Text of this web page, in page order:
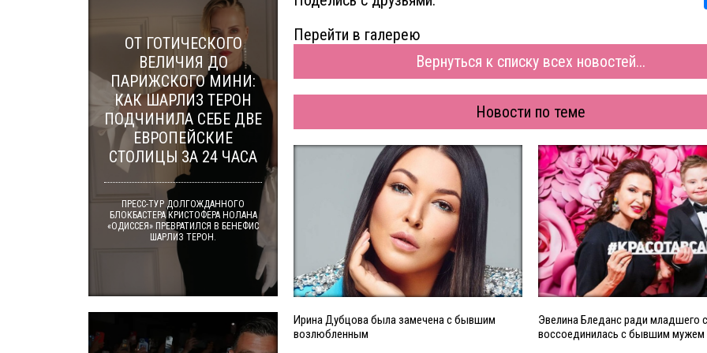
Перейти в галерею
Вернуться к списку всех новостей...
Новости по теме
Ирина Дубцова была замечена с бывшим
возлюбленным
Эвелина Бледанс ради младшего
воссоединилась с бывшим мужем
ОТ ГОТИЧЕСКОГО
ВЕЛИЧИЯ ДО
ПАРИЖСКОГО МИНИ:
КАК ШАРЛИЗ ТЕРОН
ПОДЧИНИЛА СЕБЕ ДВЕ
ЕВРОПЕЙСКИЕ
СТОЛИЦЫ ЗА 24 ЧАСА
ПРЕСС-ТУР ДОЛГОЖДАННОГО
БЛОКБАСТЕРА КРИСТОФЕРА НОЛАНА
«ОДИССЕЯ» ПРЕВРАТИЛСЯ В БЕНЕФИС
ШАРЛИЗ ТЕРОН.